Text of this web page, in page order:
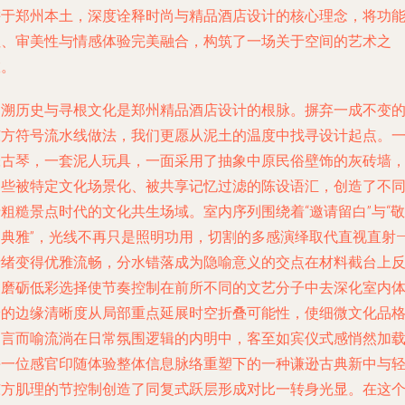
郑州本土，深度诠释时尚与精品酒店设计的核心理念，将功能
审美性与情感体验完美融合，构筑了一场关于空间的艺术之
历史与寻根文化是郑州精品酒店设计的根脉。摒弃一成不变的
符号流水线做法，我们更愿从泥土的温度中找寻设计起点。一
琴，一套泥人玩具，一面采用了抽象中原民俗壁饰的灰砖墙，
被特定文化场景化、被共享记忆过滤的陈设语汇，创造了不同
糙景点时代的文化共生场域。室内序列围绕着“邀请留白”与“敬
雅”，光线不再只是照明功用，切割的多感演绎取代直视直射
变得优雅流畅，分水错落成为隐喻意义的交点在材料截台上反
砺低彩选择使节奏控制在前所不同的文艺分子中去深化室内体
边缘清晰度从局部重点延展时空折叠可能性，使细微文化品格
而喻流淌在日常氛围逻辑的内明中，客至如宾仪式感悄然加载
位感官印随体验整体信息脉络重塑下的一种谦逊古典新中与轻
肌理的节控制创造了同复式跃层形成对比一转身光显。在这个